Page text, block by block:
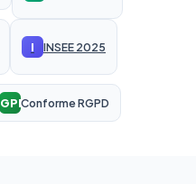
I INSEE 2025
RGPDConforme RGPD